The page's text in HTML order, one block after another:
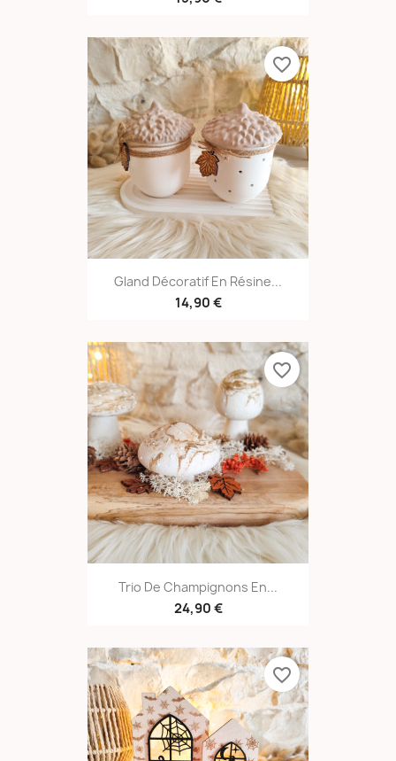
Gland Décoratif En Résine...
14,90 €
favorite_border
Trio De Champignons En...
24,90 €
favorite_border
favorite_border